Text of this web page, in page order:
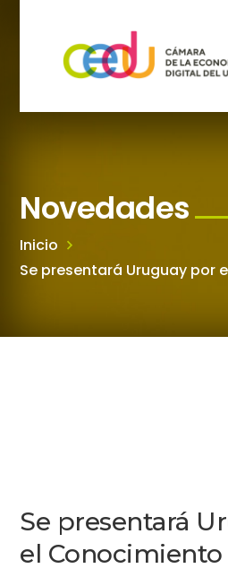
Novedades
Inicio
Se presentará Uruguay por
Se presentará
el Conocimiento